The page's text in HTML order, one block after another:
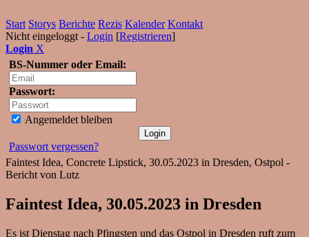
Start Storys Berichte Rezis Kalender Kontakt
Nicht eingeloggt - Login [Registrieren]
Login X
BS-Nummer oder Email:
Passwort:
Angemeldet bleiben
Passwort vergessen?
Faintest Idea, Concrete Lipstick, 30.05.2023 in Dresden, Ostpol -
Bericht von Lutz
Faintest Idea, 30.05.2023 in Dresden
Es ist Dienstag nach Pfingsten und das Ostpol in Dresden ruft zum